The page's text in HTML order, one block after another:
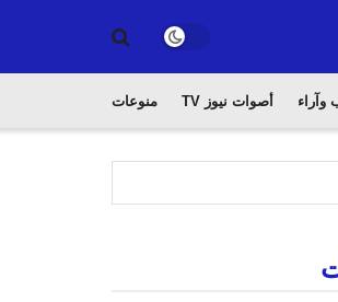
وآراء أصوات نيوز TV منوعات